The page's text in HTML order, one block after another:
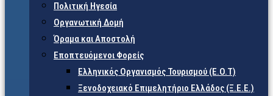
Πολιτική Ηγεσία
Οργανωτική Δομή
Όραμα και Αποστολή
Εποπτευόμενοι Φορείς
Eλληνικός Οργανισμός Τουρισμού (Ε.Ο.Τ)
Ξενοδοχειακό Επιμελητήριο Ελλάδος (Ξ.Ε.Ε.)